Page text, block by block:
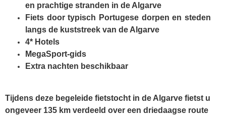
en prachtige stranden in de Algarve
Fiets door typisch Portugese dorpen en steden
langs de kuststreek van de Algarve
4* Hotels
MegaSport-gids
Extra nachten beschikbaar
Tijdens deze begeleide fietstocht in de Algarve fietst u
ongeveer 135 km verdeeld over een driedaagse route